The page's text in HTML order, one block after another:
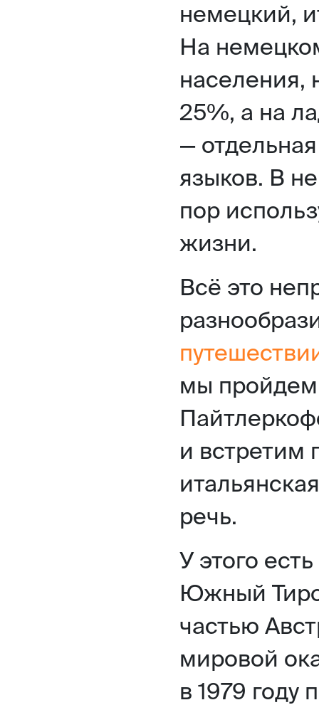
немецкий,
На
населения,
25%, а на
—
языков. В
пор
жизни.
Всё это
мы пройдем
и встретим
речь.
У этого
Южный
частью
мировой
в 1979 году